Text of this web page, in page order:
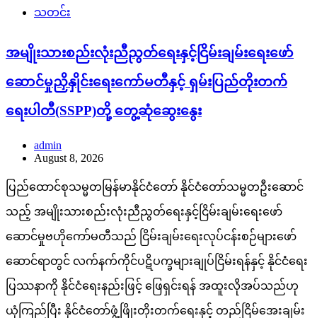
သတင်း
အမျိုးသားစည်းလုံးညီညွတ်ရေးနှင့်ငြိမ်းချမ်းရေးဖော်
ဆောင်မှုညှိနှိုင်းရေးကော်မတီနှင့် ရှမ်းပြည်တိုးတက်
ရေးပါတီ(SSPP)တို့ တွေ့ဆုံဆွေးနွေး
admin
August 8, 2026
ပြည်ထောင်စုသမ္မတမြန်မာနိုင်ငံတော် နိုင်ငံတော်သမ္မတဦးဆောင်
သည့် အမျိုးသားစည်းလုံးညီညွတ်ရေးနှင့်ငြိမ်းချမ်းရေးဖော်
ဆောင်မှုဗဟိုကော်မတီသည် ငြိမ်းချမ်းရေးလုပ်ငန်းစဉ်များဖော်
ဆောင်ရာတွင် လက်နက်ကိုင်ပဋိပက္ခများချုပ်ငြိမ်းရန်နှင့် နိုင်ငံရေး
ပြဿနာကို နိုင်ငံရေးနည်းဖြင့် ဖြေရှင်းရန် အထူးလိုအပ်သည်ဟု
ယုံကြည်ပြီး နိုင်ငံတော်ဖွံ့ဖြိုးတိုးတက်ရေးနှင့် တည်ငြိမ်အေးချမ်း